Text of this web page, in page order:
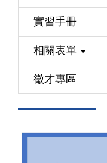
實習手冊
相關表單
徵才專區